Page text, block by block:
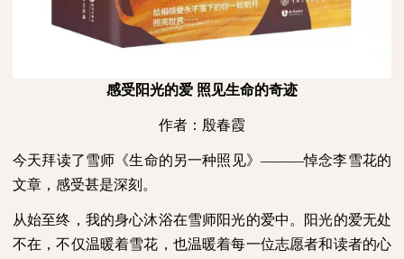
感受阳光的爱 照见生命的奇迹
作者：殷春霞
今天拜读了雪师《生命的另一种照见》———悼念李雪花的
文章，感受甚是深刻。
从始至终，我的身心沐浴在雪师阳光的爱中。阳光的爱无处
不在，不仅温暖着雪花，也温暖着每一位志愿者和读者的心